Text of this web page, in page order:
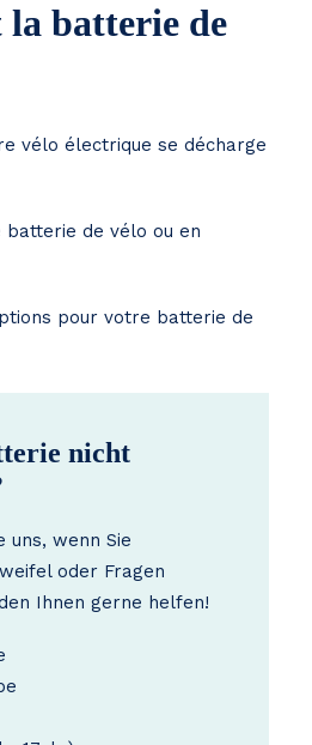
la batterie de
vélo électrique se décharge
de vélo ou en
pour votre batterie de
nicht
uns, wenn Sie
oder Fragen
Ihnen gerne helfen!